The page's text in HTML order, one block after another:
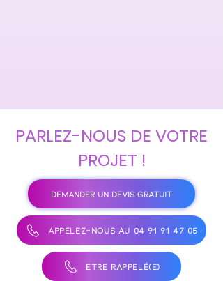
PARLEZ-NOUS DE VOTRE
PROJET !
DEMANDER UN DEVIS GRATUIT
APPELEZ-NOUS AU 04 91 91 47 05
ÊTRE RAPPELÉ(E)